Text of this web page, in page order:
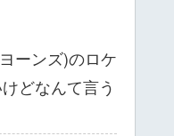
ーンズ)のロケ
どなんて言う